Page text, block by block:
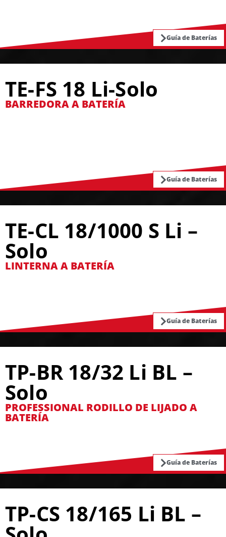
Guía de Baterías
TE-FS 18 Li-Solo
BARREDORA A BATERÍA
Guía de Baterías
TE-CL 18/1000 S Li –
Solo
LINTERNA A BATERÍA
Guía de Baterías
TP-BR 18/32 Li BL –
Solo
PROFESSIONAL RODILLO DE LIJADO A
BATERÍA
Guía de Baterías
TP-CS 18/165 Li BL –